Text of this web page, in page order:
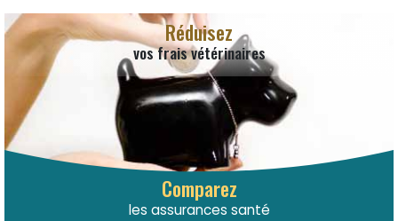
Réduisez
vos frais vétérinaires
Comparez
les assurances santé